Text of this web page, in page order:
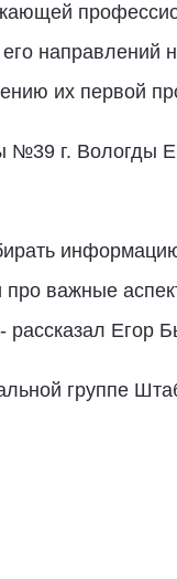
направлений
их первой
№39 г. Вологды
про важные
рассказал Егор
группе